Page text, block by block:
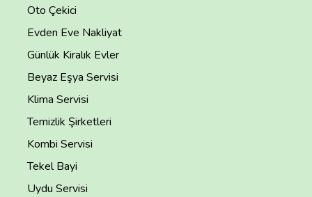
Oto Çekici
Evden Eve Nakliyat
Günlük Kiralık Evler
Beyaz Eşya Servisi
Klima Servisi
Temizlik Şirketleri
Kombi Servisi
Tekel Bayi
Uydu Servisi